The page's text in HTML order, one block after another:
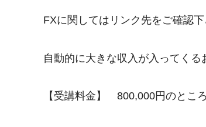
FXに関してはリンク先をご確認下
自動的に大きな収入が入ってくる
【受講料金】 800,000円のと